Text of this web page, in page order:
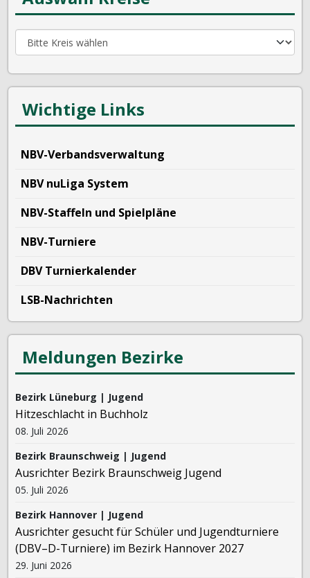
Wichtige Links
NBV-Verbandsverwaltung
NBV nuLiga System
NBV-Staffeln und Spielpläne
NBV-Turniere
DBV Turnierkalender
LSB-Nachrichten
Meldungen Bezirke
Bezirk Lüneburg | Jugend
Hitzeschlacht in Buchholz
08. Juli 2026
Bezirk Braunschweig | Jugend
Ausrichter Bezirk Braunschweig Jugend
05. Juli 2026
Bezirk Hannover | Jugend
Ausrichter gesucht für Schüler und Jugendturniere
(DBV–D-Turniere) im Bezirk Hannover 2027
29. Juni 2026